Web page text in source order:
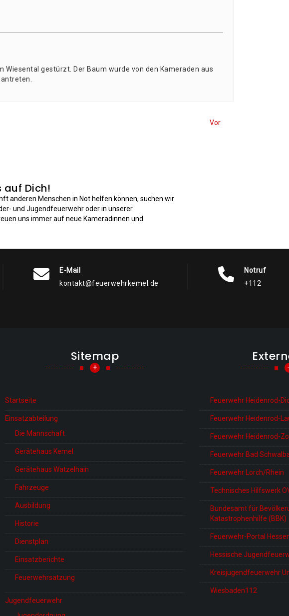
Wie­sen­tal gestürzt. Der Baum wur­de von den Kame­ra­den aus
Vor
auf Dich!
anderen Menschen in Not helfen können, suchen wir
und Jugendfeuerwehr oder in unserer
uns immer auf neue Kameradinnen und
E-Mail
kontakt@feuerwehrkemel.de
Notruf
+112
Sitemap
+
Startseite
Einsatzabteilung
Die Mannschaft
Gerätehaus Kemel
Gerätehaus Watzelhain
Fahrzeuge
Ausbildung
Historie
Dienstplan
Einsatzberichte
Feuerwehrsatzung
Jugendfeuerwehr
Feuerwehr Heidenrod-
Feuerwehr Heidenrod-
Feuerwehr Heidenrod-
Feuerwehr Bad
Feuerwehr Lorch/Rhein
Technisches Hilfswerk
Bundesamt für
Katastrophenhilfe (BBK)
Feuerwehr-Portal
Hessische
Kreisjugendfeuerwehr
Wiesbaden112